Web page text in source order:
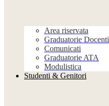
Area riservata
Graduatorie Docenti
Comunicati
Graduatorie ATA
Modulistica
Studenti & Genitori